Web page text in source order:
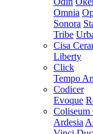
Omnia
Sonora
Tribe
Cisa
Liberty
Click
Tempo
Codicer
Evoque
Coliseum
Ardesia